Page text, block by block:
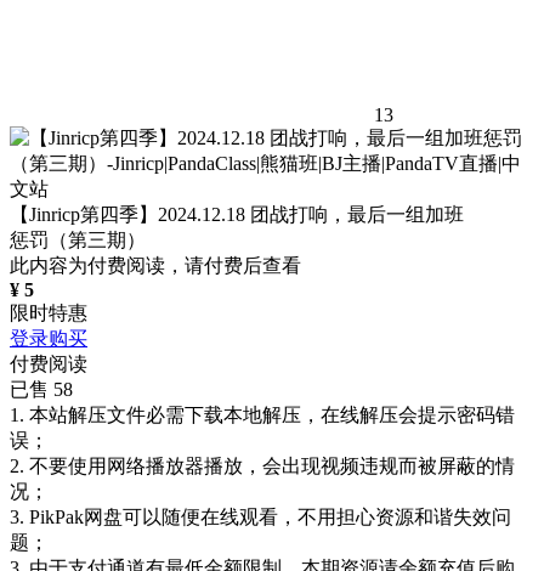
13
【Jinricp第四季】2024.12.18 团战打响，最后一组加班
惩罚（第三期）
此内容为付费阅读，请付费后查看
¥ 5
限时特惠
登录购买
付费阅读
已售 58
1. 本站解压文件必需下载本地解压，在线解压会提示密码错
误；
2. 不要使用网络播放器播放，会出现视频违规而被屏蔽的情
况；
3. PikPak网盘可以随便在线观看，不用担心资源和谐失效问
题；